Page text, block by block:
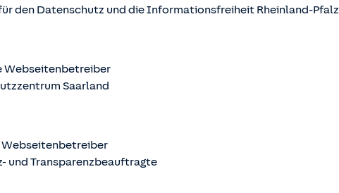
den Datenschutz und die Informationsfreiheit Rheinland-Pfalz
Webseitenbetreiber
Saarland
Webseitenbetreiber
und Transparenzbeauftragte